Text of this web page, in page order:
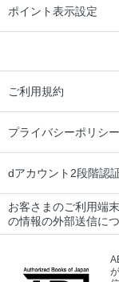
ポイント表示設定
ご利用規約
プライバシーポリシー
dアカウント2段階認
お客さまのご利用端
の情報の外部送信に